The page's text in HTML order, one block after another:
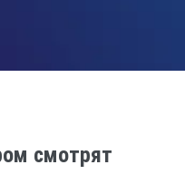
Измерение процентилей
смотрят